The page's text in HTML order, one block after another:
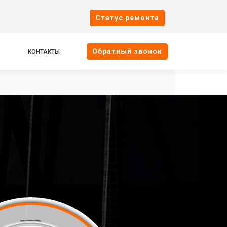
Cтатус ремонта
КОНТАКТЫ Oбратный звонок